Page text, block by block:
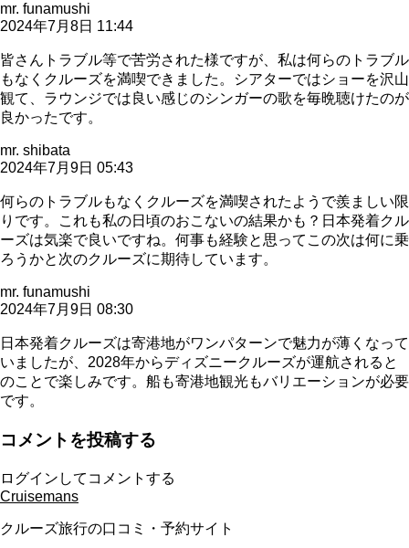
mr. funamushi
2024年7月8日 11:44
皆さんトラブル等で苦労された様ですが、私は何らのトラブル
もなくクルーズを満喫できました。シアターではショーを沢山
観て、ラウンジでは良い感じのシンガーの歌を毎晩聴けたのが
良かったです。
mr. shibata
2024年7月9日 05:43
何らのトラブルもなくクルーズを満喫されたようで羨ましい限
りです。これも私の日頃のおこないの結果かも？日本発着クル
ーズは気楽で良いですね。何事も経験と思ってこの次は何に乗
ろうかと次のクルーズに期待しています。
mr. funamushi
2024年7月9日 08:30
日本発着クルーズは寄港地がワンパターンで魅力が薄くなって
いましたが、2028年からディズニークルーズが運航されると
のことで楽しみです。船も寄港地観光もバリエーションが必要
です。
コメントを投稿する
ログインしてコメントする
Cruisemans
クルーズ旅行の口コミ・予約サイト